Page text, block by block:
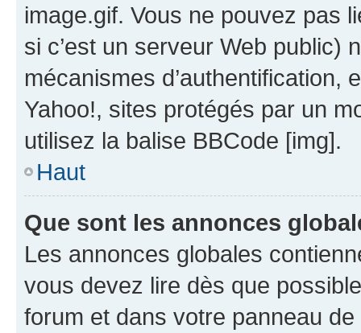
image.gif. Vous ne pouvez pas
si c’est un serveur Web public)
mécanismes d’authentification,
Yahoo!, sites protégés par un
utilisez la balise BBCode [img].
Haut
Que sont les annonces
Les annonces globales
vous devez lire dès que
forum et dans votre panneau